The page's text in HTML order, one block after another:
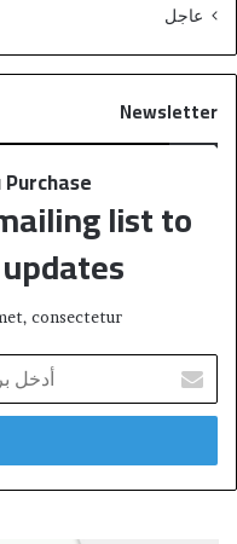
عاجل
Newsletter
list to
consectetur.
خ
ب
ر